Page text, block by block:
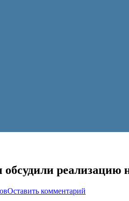
реализацию
Оставить комментарий